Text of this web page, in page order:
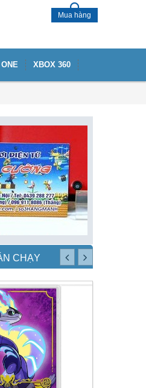
Mua hàng
XBOX 360
CHẠY